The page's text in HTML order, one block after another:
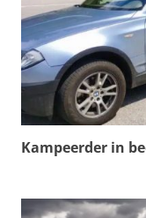
Kampeerder in